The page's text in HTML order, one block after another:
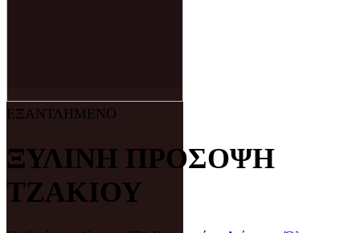
ΕΞΑΝΤΛΗΜΕΝΟ
ΞΥΛΙΝΗ ΠΡΟΣΟΨΗ
ΤΖΑΚΙΟΥ